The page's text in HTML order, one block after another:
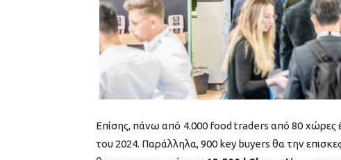
Επίσης, πάνω από 4.000 food traders από 80 χώρες
του 2024. Παράλληλα, 900 key buyers θα την